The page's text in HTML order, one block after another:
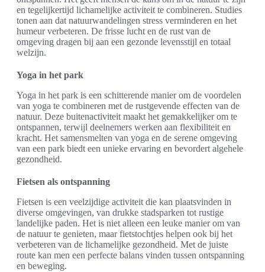
en tegelijkertijd lichamelijke activiteit te combineren. Studies
tonen aan dat natuurwandelingen stress verminderen en het
humeur verbeteren. De frisse lucht en de rust van de
omgeving dragen bij aan een gezonde levensstijl en totaal
welzijn.
Yoga in het park
Yoga in het park is een schitterende manier om de voordelen
van yoga te combineren met de rustgevende effecten van de
natuur. Deze buitenactiviteit maakt het gemakkelijker om te
ontspannen, terwijl deelnemers werken aan flexibiliteit en
kracht. Het samensmelten van yoga en de serene omgeving
van een park biedt een unieke ervaring en bevordert algehele
gezondheid.
Fietsen als ontspanning
Fietsen is een veelzijdige activiteit die kan plaatsvinden in
diverse omgevingen, van drukke stadsparken tot rustige
landelijke paden. Het is niet alleen een leuke manier om van
de natuur te genieten, maar fietstochtjes helpen ook bij het
verbeteren van de lichamelijke gezondheid. Met de juiste
route kan men een perfecte balans vinden tussen ontspanning
en beweging.